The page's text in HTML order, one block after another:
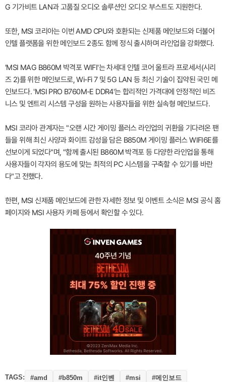
G 기가비트 LAN과 고품질 오디오 솔루션인 오디오 부스트도 지원한다.
또한, MSI 코리아는 이번 AMD CPU와 호환되는 신제품 메인보드와 더불어
인텔 플랫폼을 위한 메인보드 2종도 함께 정식 출시하며 라인업을 강화했다.
'MSI MAG B860M 박격포 WIFI'는 차세대 인텔 코어 울트라 프로세서(시리
즈 2)를 위한 메인보드로, Wi-Fi 7 및 5G LAN 등 최신 기술이 집약된 국민 메
인보드다. 'MSI PRO B760M-E DDR4'는 합리적인 가격대에 안정적인 비즈
니스 및 엔트리 시스템 구성을 원하는 사용자들을 위한 실속형 메인보드다.
MSI 코리아 관계자는 "오랜 시간 게이밍 플러스 라인업의 귀환을 기다려온 팬
들을 위해 최신 사양과 화이트 감성을 담은 B850M 게이밍 플러스 WIFI6E를
선보이게 되었다"며, "함께 출시된 B860M 박격포 등 다양한 라인업을 통해
사용자들이 각자의 용도에 맞는 최적의 PC 시스템을 구축할 수 있기를 바란
다"고 전했다.
한편, MSI 신제품 메인보드에 관한 자세한 정보 및 이벤트 소식은 MSI 공식 홈
페이지와 MSI 사용자 카페 등에서 확인할 수 있다.
TAGS: #amd #b850m #it인벤 #msi #메인보드